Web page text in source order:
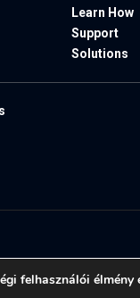
Learn How
Support
Solutions
felhasználói élmény